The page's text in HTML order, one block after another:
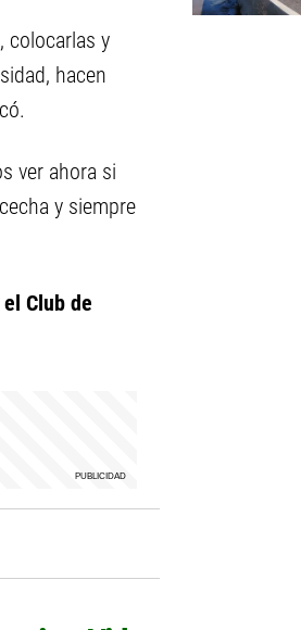
colocarlas y
hacen
ver ahora si
y siempre
Club de